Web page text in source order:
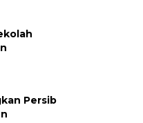
Persib